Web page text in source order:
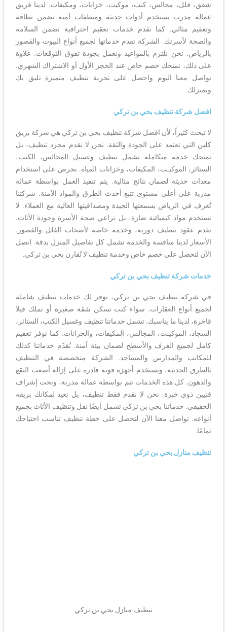
شقق، فلل، مجالس، كنب، موكيت، خزانات، ومكيفات. لدينا فريق
عمالة مدرب يستخدم أدوات حديثة ومنظفات آمنة تضمن نظافة
وتعقيم مثالي. كما نقدم خدمات تعقيم احترافية تضمن السلامة
والصحة لأسرتك. الشركة تقدم خدماتها لجميع أنواع البيوت والقصور
بالرياض. نحن نلتزم بالمواعيد ونعمل بجودة تفوق التوقعات. علاوة
على ذلك، نمنحك خصم خاص عند الحجز الأول أو الاشتراك الشهري.
تواصل معنا اليوم واحصل على تجربة تنظيف متميزة تليق بك
وبمنزلك.
افضل شركة تنظيف بحي بن تركي
لا تبحث كثيراً، لأن افضل شركة تنظيف بحي بن تركي هي شركة بريق
كلين التي تعتمد على الجودة والثقة. نحن لا نقدم مجرد تنظيف، بل
نمنحك خدمة متكاملة تشمل تنظيف وغسيل المجالس، الكنب،
الستائر، الموكيـت، المكيفات، وخزانات المياه. نحرص على استخدام
معدات حديثة لضمان نتائج مثالية. يتم تنفيذ العمل بواسطة عمالة
مدربة على أعلى مستوى تتبع أحدث الطرق والمواد الآمنة. شركتنا
تُعرف في الرياض بسمعتها الجيدة ومصداقيتها العالية مع العملاء. لا
نستخدم مواد كيميائية ضارة، بل نراعي صحة الأسرة وجودة الأثاث.
نقدم عقود تنظيف دورية، وخدمة خاصة لأصحاب الفلل والقصور.
الأسعار لدينا منافسة والخدمة تشمل كل تفاصيل المنزل بدقة. اتصل
الآن لتحصل على خصم خاص وخدمة تنظيف لا تُقارن بحي بن تركي.
خدمات شركة تنظيف بحي بن تركي
في شركة تنظيف بحي بن تركي، نوفر لك خدمات تنظيف شاملة
لجميع أنواع العقارات. سواء كنت تسكن شقة صغيرة أو تملك فيلا
فاخرة، لدينا ما يناسبك. تشمل خدماتنا تنظيف وغسيل الكنب، الستائر،
السجاد، الموكيـت، المجالس، المكيفات، والخزانات. كما نوفر تعقيم
كامل لجميع الغرف والأسطح لضمان بيئة آمنة. نُقدّم خدماتنا كذلك
للمكاتب والمدارس والمساجد. الشركة متخصصة في التنظيف
بالطرق الحديثة، وتستخدم أجهزة قوية قادرة على إزالة أصعب البقع
والدهون. كل هذه الخدمات تتم بواسطة عمالة مدربة، وتحت إشراف
فنيين ذوي خبرة. نحن لا نقدم فقط تنظيف، بل نعيد لمكانك بريقه
الحقيقي. خدماتنا بحي بن تركي تشمل أيضًا نقل وتنظيف الأثاث بجميع
أنواعه. تواصل معنا الآن لتحصل على خطة تنظيف تناسب احتياجك
تمامًا.
تنظيف منازل بحي بن تركي
تنظيف منازل بحي بن تركي